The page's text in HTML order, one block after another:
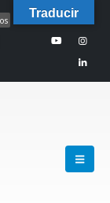
Traducir